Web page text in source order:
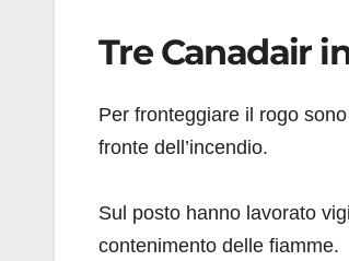
Tre Canadair
Per fronteggiare il rogo
fronte dell’incendio.
Sul posto hanno lavorato
contenimento delle fiamme.